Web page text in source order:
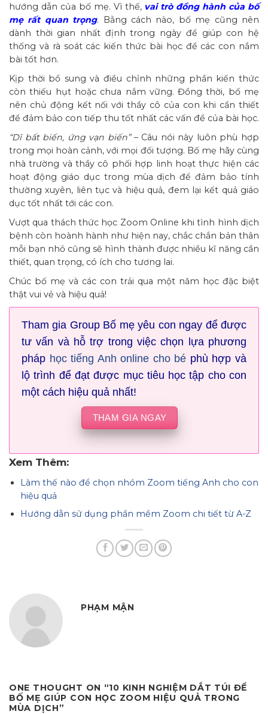
hướng dẫn của bố mẹ. Vì thế, vai trò đồng hành của bố
mẹ rất quan trọng. Bằng cách nào, bố mẹ cũng nên
dành thời gian nhất định trong ngày để giúp con hệ
thống và rà soát các kiến thức bài học để các con nắm
bài tốt hơn.
Kịp thời bổ sung và điều chỉnh những phần kiến thức
còn thiếu hụt hoặc chưa nắm vững. Đồng thời, bố mẹ
nên chủ động kết nối với thầy cô của con khi cần thiết
để đảm bảo con tiếp thu tốt nhất các vấn đề của bài học.
“Dĩ bất biến, ứng vạn biến”– Câu nói này luôn phù hợp
trong mọi hoàn cảnh, với mọi đối tượng. Bố mẹ hãy cùng
nhà trường và thầy cô phối hợp linh hoạt thực hiện các
hoạt động giáo dục trong mùa dịch để đảm bảo tính
thường xuyên, liên tục và hiệu quả, đem lại kết quả giáo
dục tốt nhất tới các con.
Vượt qua thách thức học Zoom Online khi tình hình dịch
bệnh còn hoành hành như hiện nay, chắc chắn bản thân
mỗi bạn nhỏ cũng sẽ hình thành được nhiều kĩ năng cần
thiết, quan trọng, có ích cho tương lai.
Chúc bố mẹ và các con trải qua một năm học đặc biệt
thật vui vẻ và hiệu quả!
Tham gia Group Bố mẹ yêu con ngay để được
tư vấn và hỗ trợ trong việc chọn lựa phương
pháp học tiếng Anh online cho bé phù hợp và
lộ trình để đạt được mục tiêu học tập cho con
một cách hiệu quả nhất!
THAM GIA NGAY
Xem Thêm:
Làm thế nào để chọn nhóm Zoom tiếng Anh cho con
hiệu quả
Hướng dẫn sử dụng phần mềm Zoom chi tiết từ A-Z
PHẠM MẬN
ONE THOUGHT ON “10 KINH NGHIỆM DẮT TÚI ĐỂ
BỐ MẸ GIÚP CON HỌC ZOOM HIỆU QUẢ TRONG
MÙA DỊCH”